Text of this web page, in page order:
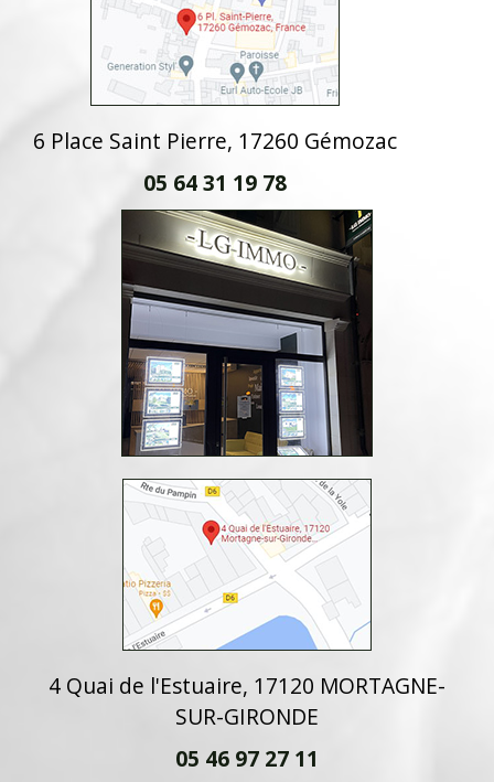
6 Place Saint Pierre, 17260 Gémozac
05 64 31 19 78
4 Quai de l'Estuaire, 17120 MORTAGNE-
SUR-GIRONDE
05 46 97 27 11